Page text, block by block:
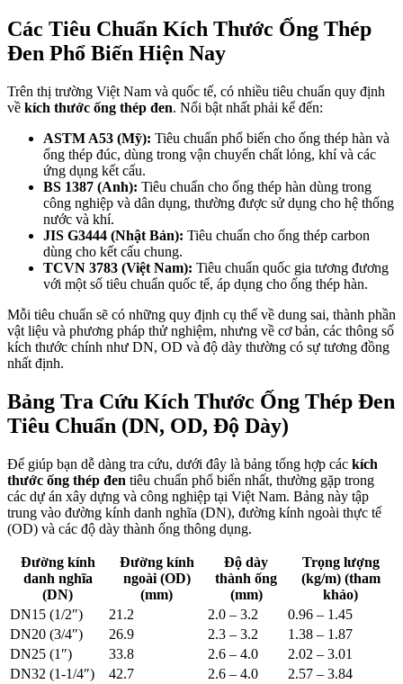
Các Tiêu Chuẩn Kích Thước Ống Thép
Đen Phổ Biến Hiện Nay
Trên thị trường Việt Nam và quốc tế, có nhiều tiêu chuẩn quy định
về kích thước ống thép đen. Nổi bật nhất phải kể đến:
ASTM A53 (Mỹ): Tiêu chuẩn phổ biến cho ống thép hàn và
ống thép đúc, dùng trong vận chuyển chất lỏng, khí và các
ứng dụng kết cấu.
BS 1387 (Anh): Tiêu chuẩn cho ống thép hàn dùng trong
công nghiệp và dân dụng, thường được sử dụng cho hệ thống
nước và khí.
JIS G3444 (Nhật Bản): Tiêu chuẩn cho ống thép carbon
dùng cho kết cấu chung.
TCVN 3783 (Việt Nam): Tiêu chuẩn quốc gia tương đương
với một số tiêu chuẩn quốc tế, áp dụng cho ống thép hàn.
Mỗi tiêu chuẩn sẽ có những quy định cụ thể về dung sai, thành phần
vật liệu và phương pháp thử nghiệm, nhưng về cơ bản, các thông số
kích thước chính như DN, OD và độ dày thường có sự tương đồng
nhất định.
Bảng Tra Cứu Kích Thước Ống Thép Đen
Tiêu Chuẩn (DN, OD, Độ Dày)
Để giúp bạn dễ dàng tra cứu, dưới đây là bảng tổng hợp các kích
thước ống thép đen tiêu chuẩn phổ biến nhất, thường gặp trong
các dự án xây dựng và công nghiệp tại Việt Nam. Bảng này tập
trung vào đường kính danh nghĩa (DN), đường kính ngoài thực tế
(OD) và các độ dày thành ống thông dụng.
Đường kính
danh nghĩa
(DN)
Đường kính
ngoài (OD)
(mm)
Độ dày
thành ống
(mm)
Trọng lượng
(kg/m) (tham
khảo)
DN15 (1/2″)
21.2 2.0 – 3.2
0.96 – 1.45
DN20 (3/4″)
26.9 2.3 – 3.2
1.38 – 1.87
DN25 (1″)
33.8 2.6 – 4.0
2.02 – 3.01
DN32 (1-1/4″)
42.7 2.6 – 4.0
2.57 – 3.84